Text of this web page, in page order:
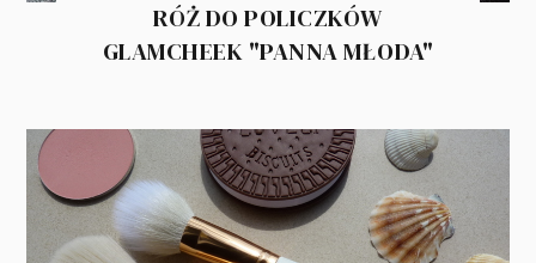
RÓŻ DO POLICZKÓW
GLAMCHEEK "PANNA MŁODA"